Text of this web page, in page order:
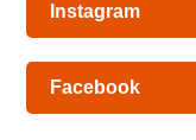
Instagram
Facebook